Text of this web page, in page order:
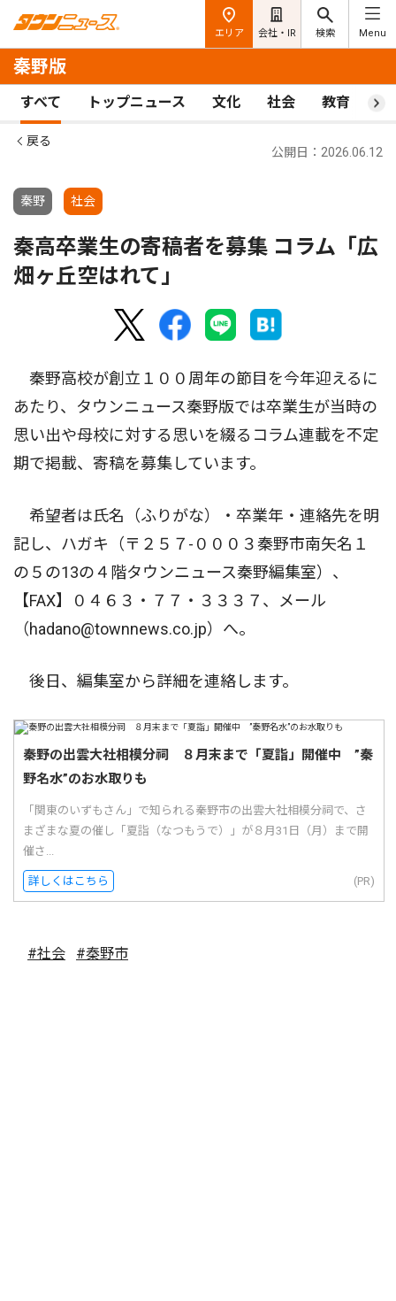
エリア 会社・IR 検索 Menu
秦野版
すべて トップニュース 文化 社会 教育 ス
戻る
秦野 社会
公開日：2026.06.12
秦高卒業生の寄稿者を募集 コラム「広
畑ヶ丘空はれて」
秦野高校が創立１００周年の節目を今年迎えるに
あたり、タウンニュース秦野版では卒業生が当時の
思い出や母校に対する思いを綴るコラム連載を不定
期で掲載、寄稿を募集しています。
希望者は氏名（ふりがな）・卒業年・連絡先を明
記し、ハガキ（〒２５７-０００３秦野市南矢名１
の５の13の４階タウンニュース秦野編集室）、
【FAX】０４６３・７７・３３３７、メール
（hadano@townnews.co.jp）へ。
後日、編集室から詳細を連絡します。
秦野の出雲大社相模分祠 ８月末まで「夏詣」開催中 ”秦
野名水”のお水取りも
「関東のいずもさん」で知られる秦野市の出雲大社相模分祠で、さ
まざまな夏の催し「夏詣（なつもうで）」が８月31日（月）まで開
催さ...
詳しくはこちら (PR)
#社会 #秦野市